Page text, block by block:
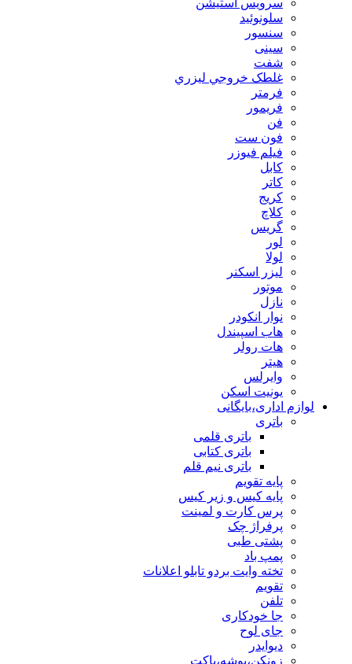
سرویس استیشن
سلونوئید
سنسور
سینی
شفت
غلطک خروجي ليزري
فرمتر
فریمور
فن
فون ست
فیلم فیوزر
کابل
کاتر
کریج
کلاچ
گریس
لور
لولا
لیزر اسکنر
موتور
نازل
نوار انکودر
هاب اسپیندل
هات رولر
هیتر
وایرلس
یونیت اسکن
لوازم اداری،بایگانی
باتری
باتری قلمی
باتری کتابی
باتری نیم قلم
پایه تقویم
پایه کیس و زیر کیس
پرس کارت و لمینت
پرفراژ چک
پشتی طبی
پمپ باد
تخته وایت بردو تابلو اعلانات
تقویم
تلفن
جا خودکاری
جای لوح
دیوایدر
زونکن،پوشه،پاکت